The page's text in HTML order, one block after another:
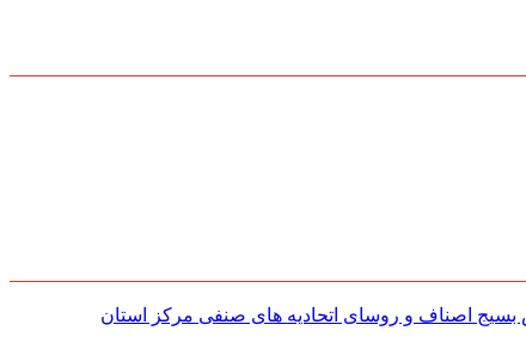
اصناف و روسای اتحادیه های صنفی مركز استان